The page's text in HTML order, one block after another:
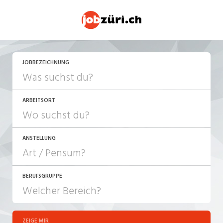
JOBBEZEICHNUNG
ARBEITSORT
ANSTELLUNG
JOB-TYP
Festanstellung
BERUFSGRUPPE
ZEIGE MIR